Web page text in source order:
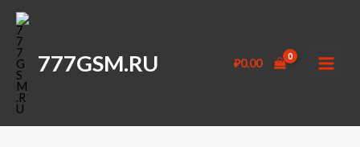
Перейти
содержимому777GSM.RU ₽0.00